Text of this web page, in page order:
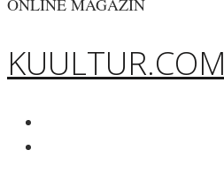
ONLINE MAGAZÍN
KUULTUR.COM